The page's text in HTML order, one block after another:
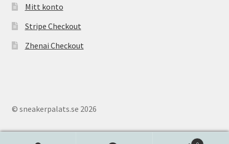
Mitt konto
Stripe Checkout
Zhenai Checkout
© sneakerpalats.se 2026